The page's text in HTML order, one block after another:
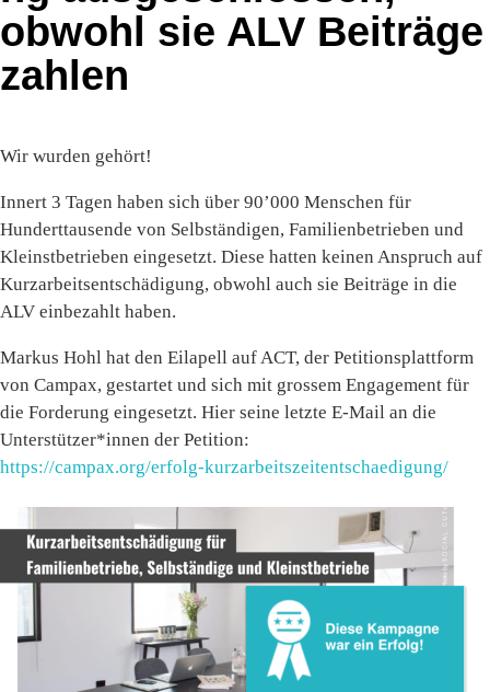
obwohl sie ALV Beiträge
zahlen
Wir wurden gehört!
Innert 3 Tagen haben sich über 90’000 Menschen für
Hunderttausende von Selbständigen, Familienbetrieben und
Kleinstbetrieben eingesetzt. Diese hatten keinen Anspruch auf
Kurzarbeitsentschädigung, obwohl auch sie Beiträge in die
ALV einbezahlt haben.
Markus Hohl hat den Eilapell auf ACT, der Petitionsplattform
von Campax, gestartet und sich mit grossem Engagement für
die Forderung eingesetzt. Hier seine letzte E-Mail an die
Unterstützer*innen der Petition:
https://campax.org/erfolg-kurzarbeitszeitentschaedigung/